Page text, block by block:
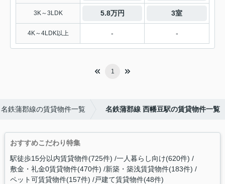
3K～3LDK 5.8万円 3室
4K～4LDK以上 - -
1
名鉄蒲郡線の賃貸物件一覧 名鉄蒲郡線 西幡豆駅の賃貸物件一覧
おすすめこだわり特集
駅徒歩15分以内賃貸物件(725件) 一人暮らし向け(620件)
敷金・礼金0賃貸物件(470件) 新築・築浅賃貸物件(183件)
ペット可賃貸物件(157件) 戸建て賃貸物件(48件)